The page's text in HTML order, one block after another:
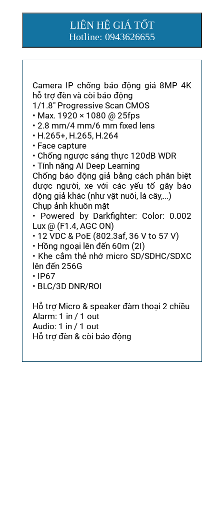
LIÊN HỆ GIÁ TỐT
Hotline: 0943626655
Camera IP chống báo động giả 8MP 4K
hỗ trợ đèn và còi báo động
1/1.8" Progressive Scan CMOS
• Max. 1920 × 1080 @ 25fps
• 2.8 mm/4 mm/6 mm fixed lens
• H.265+, H.265, H.264
• Face capture
• Chống ngược sáng thực 120dB WDR
• Tính năng AI Deep Learning
Chống báo động giả bằng cách phân biệt
được người, xe với các yếu tố gây báo
động giả khác (như vật nuôi, lá cây,...)
Chụp ảnh khuôn mặt
• Powered by Darkfighter: Color: 0.002
Lux @ (F1.4, AGC ON)
• 12 VDC & PoE (802.3af, 36 V to 57 V)
• Hồng ngoại lên đến 60m (2I)
• Khe cắm thẻ nhớ micro SD/SDHC/SDXC
lên đến 256G
• IP67
• BLC/3D DNR/ROI
Hỗ trợ Micro & speaker đàm thoại 2 chiều
Alarm: 1 in / 1 out
Audio: 1 in / 1 out
Hỗ trợ đèn & còi báo động